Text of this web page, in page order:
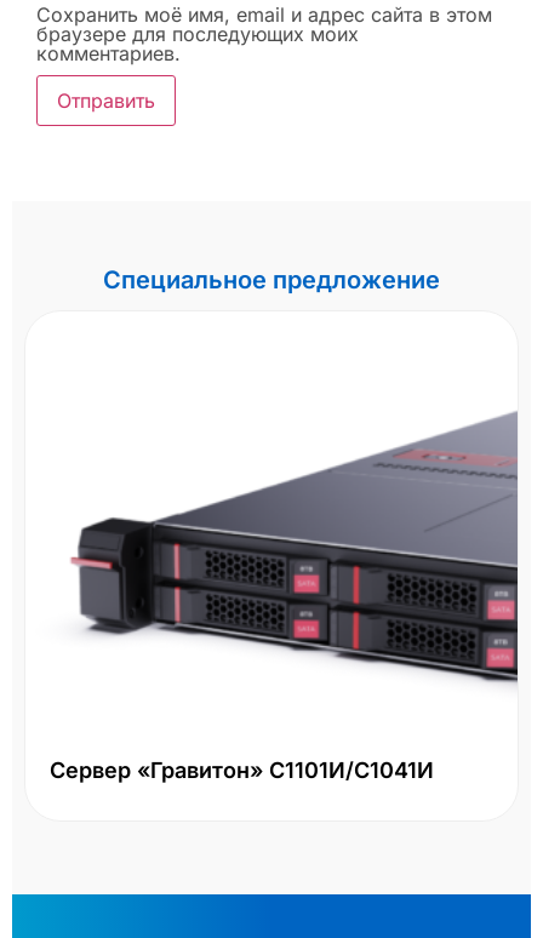
Сохранить моё имя, email и адрес сайта в этом
браузере для последующих моих
комментариев.
Специальное предложение
Сервер «Гравитон» С1101И/С1041И